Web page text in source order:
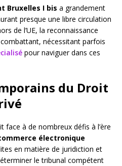
Bruxelles I bis a grandement
presque une libre circulation
de l’UE, la reconnaissance
nécessitant parfois
pour naviguer dans ces
du Droit
à de nombreux défis à l’ère
électronique
en matière de juridiction et
le tribunal compétent